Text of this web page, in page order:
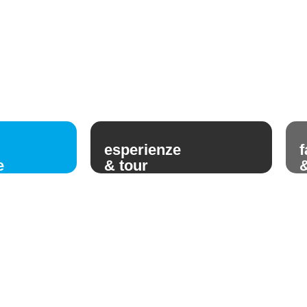
esperienze
& tour